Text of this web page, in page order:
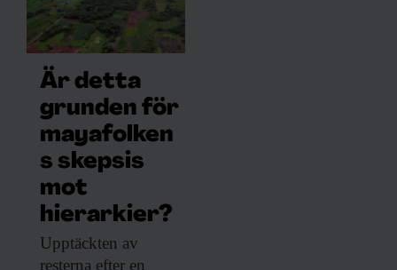
Är detta
grunden för
mayafolken
s skepsis
mot
hierarkier?
Upptäckten av
resterna efter en